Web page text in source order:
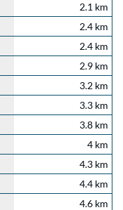
2.1 km
2.4 km
2.4 km
2.9 km
3.2 km
3.3 km
3.8 km
4 km
4.3 km
4.4 km
4.6 km